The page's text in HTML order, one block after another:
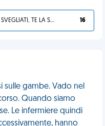
SVEGLIATI, TE LA SEI CERCATA! 16
sulle gambe. Vado nel
Quando siamo
Le infermiere quindi
hanno